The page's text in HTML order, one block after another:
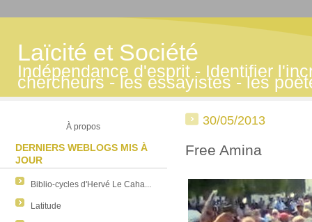
Laïcité et Société
Indépendance d'esprit - Identifier
chercheurs - les essayistes - les
À propos
DERNIERS WEBLOGS MIS À
JOUR
Biblio-cycles d'Hervé Le Caha...
Latitude
30/05/2013
Free Amina